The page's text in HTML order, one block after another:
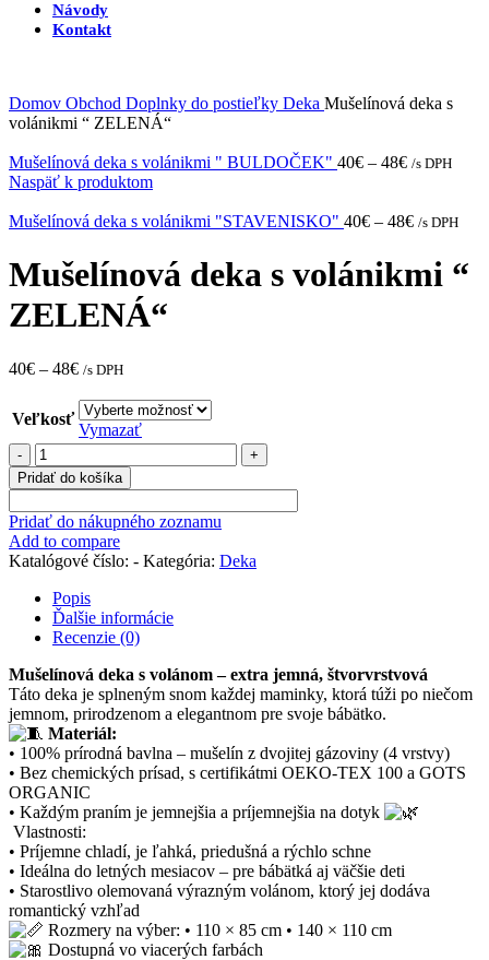
Návody
Kontakt
Domov Obchod Doplnky do postieľky Deka Mušelínová deka s
volánikmi “ ZELENÁ“
Mušelínová deka s volánikmi " BULDOČEK" 40€ – 48€ /s DPH
Naspäť k produktom
Mušelínová deka s volánikmi "STAVENISKO" 40€ – 48€ /s DPH
Mušelínová deka s volánikmi “
ZELENÁ“
40€ – 48€ /s DPH
Veľkosť
Vymazať
množstvo
Mušelínová
deka
s
volánikmi
"
ZELENÁ"
Pridať do košíka
Pridať do nákupného zoznamu
Add to compare
Katalógové číslo: - Kategória: Deka
Popis
Ďalšie informácie
Recenzie (0)
Mušelínová deka s volánom – extra jemná, štvorvrstvová
Táto deka je splneným snom každej maminky, ktorá túži po niečom
jemnom, prirodzenom a elegantnom pre svoje bábätko.
Materiál:
• 100% prírodná bavlna – mušelín z dvojitej gázoviny (4 vrstvy)
• Bez chemických prísad, s certifikátmi OEKO-TEX 100 a GOTS
ORGANIC
• Každým praním je jemnejšia a príjemnejšia na dotyk
Vlastnosti:
• Príjemne chladí, je ľahká, priedušná a rýchlo schne
• Ideálna do letných mesiacov – pre bábätká aj väčšie deti
• Starostlivo olemovaná výrazným volánom, ktorý jej dodáva
romantický vzhľad
Rozmery na výber: • 110 × 85 cm • 140 × 110 cm
Dostupná vo viacerých farbách